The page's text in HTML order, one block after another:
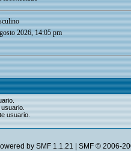
2026, 14:05 pm
usuario.
by SMF 1.1.21 SMF © 2006-